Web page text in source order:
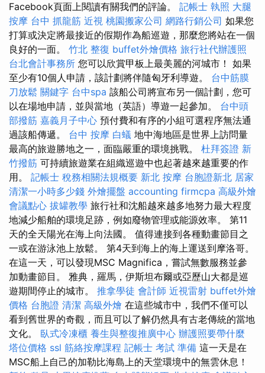
Facebook頁面上閱讀有關我們的評論。 記帳士 執照 大腿
按摩 台中 抓龍筋 近視 桃園搬家公司 網路行銷公司 如果您
打算或決定將最接近的假期作為船巡遊，那麼您將站在一個
良好的一面。 竹北 整復 buffet外燴價格 旅行社代辦護照
台北會計事務所 您可以欣賞甲板上最美麗的河城市！ 如果
至少有10個人申請，該計劃將伴隨匈牙利導遊。 台中筋膜
刀放鬆 關鍵字 台中spa 該船公司將宣布另一個計劃，您可
以在場地申請，並與當地（英語）導遊一起參加。 台中頭
部撥筋 嘉義月子中心 預付費和有序的小組可選程序無法通
過該船傳遞。 台中 按摩 白蟻 地中海地區是世界上訪問量
最高的旅遊勝地之一，面臨嚴重的環境挑戰。 杜拜簽證 新
竹撥筋 可持續旅遊業在組織巡遊中也起著越來越重要的作
用。 記帳士 稅務相關法規概要 新北 按摩 台胞證新北 居家
清潔一小時多少錢 外燴擺盤 accounting firmcpa 高級外燴
會議點心 拔罐教學 旅行社和沈船越來越多地努力最大程度
地減少船舶的環境足跡，例如廢物管理或能源效率。 第11
天的全天陽光在海上向法國。 值得連接到各種動畫節目之
一或在游泳池上放鬆。 第4天到海上的海上運送到摩洛哥。
在這一天，可以發現MSC Magnifica，嘗試無數服務並參
加動畫節目。 雅典，羅馬，伊斯坦布爾或亞歷山大都是巡
遊期間停止的城市。 推拿學徒 會計師 近視雷射 buffet外燴
價格 台胞證 清潔 高級外燴 在這些城市中，我們不僅可以
看到舊世界的奇觀，而且可以了解仍然具有古老傳統的當地
文化。 臥式冷凍櫃 養生與整復推廣中心 辦護照要帶什麼
塔位價格 ssl 筋絡按摩課程 記帳士 考試 準備 這一天是在
MSC船上自己的加勒比海島上的天堂環境中的無雲休息！